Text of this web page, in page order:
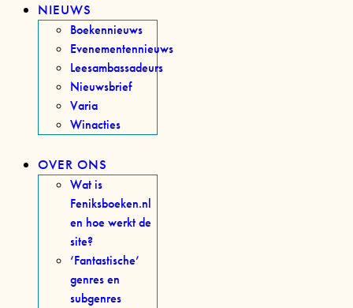
NIEUWS
Boekennieuws
Evenementennieuws
Leesambassadeurs
Nieuwsbrief
Varia
Winacties
OVER ONS
Wat is
Feniksboeken.nl
en hoe werkt de
site?
‘Fantastische’
genres en
subgenres